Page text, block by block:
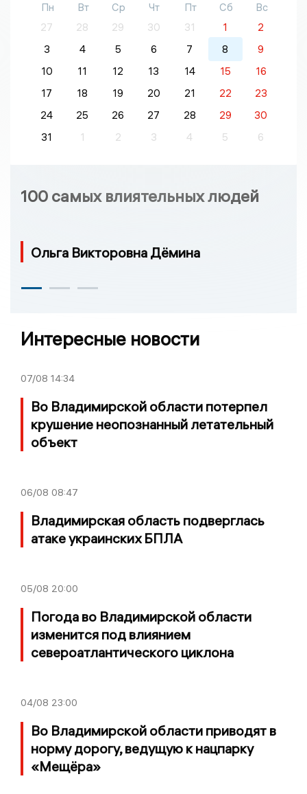
Пн Вт Ср Чт Пт Сб
Вс
27
28 29 30 31 1
2
3
4 5 6 7 8
9
10
11 12 13 14 15
16
17
18 19 20 21 22
23
24
25 26 27 28 29
30
31
1 2 3 4 5 6
100 самых влиятельных людей
Ольга Викторовна Дёмина
Интересные новости
07/08 14:34
Во Владимирской области потерпел
крушение неопознанный летательный
объект
06/08 08:47
Владимирская область подверглась
атаке украинских БПЛА
05/08 20:00
Погода во Владимирской области
изменится под влиянием
североатлантического циклона
04/08 23:00
Во Владимирской области приводят в
норму дорогу, ведущую к нацпарку
«Мещёра»